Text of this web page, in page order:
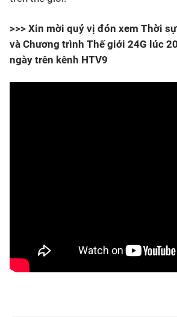
>>> Xin mời quý vị đón xem Thời
và Chương trình Thế giới 24G lúc
ngày trên kênh HTV9